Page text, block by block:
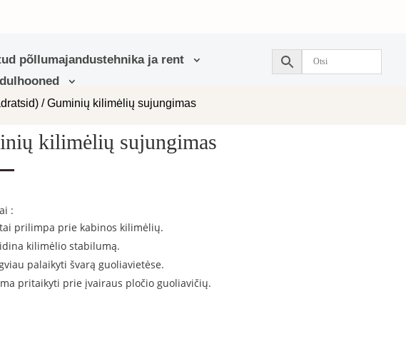
põllumajandustehnika ja rent
/ Guminių kilimėlių sujungimas
kilimėlių sujungimas
:
prilimpa prie kabinos kilimėlių.
kilimėlio stabilumą.
palaikyti švarą guoliavietėse.
pritaikyti prie įvairaus pločio guoliavičių.